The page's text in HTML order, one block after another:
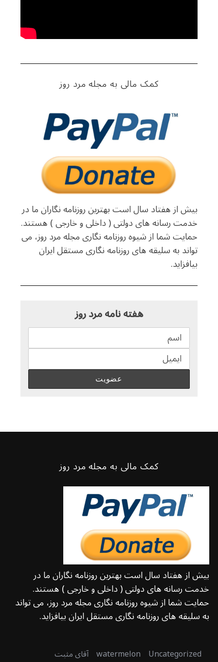
کمک مالی به مجله مرد روز
بیش از هفتاد سال است بهترین روزنامه نگاران ما در
خدمت رسانه های دولتی ( داخلی و خارجی ) هستند.
حمایت شما از شیوه روزنامه نگاری مجله مرد روز، می
تواند به سلیقه های روزنامه نگاری مستقل ایران
بیافزاید.
هفته نامه مرد روز
کمک مالی به مجله مرد روز
بیش از هفتاد سال است بهترین روزنامه نگاران ما در
خدمت رسانه های دولتی ( داخلی و خارجی ) هستند.
حمایت شما از شیوه روزنامه نگاری مجله مرد روز، می تواند
به سلیقه های روزنامه نگاری مستقل ایران بیافزاید.
Uncategorized
watermelon آقای مثبت